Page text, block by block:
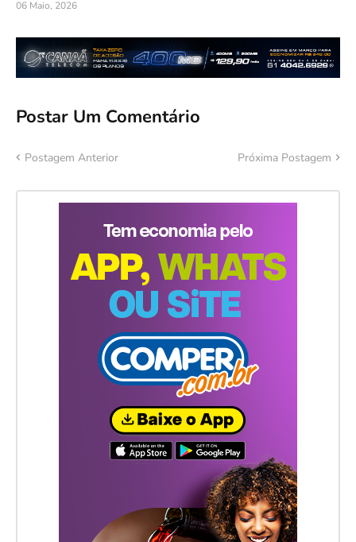
06 Maio, 2026
Postar Um Comentário
Postagem Anterior Próxima Postagem